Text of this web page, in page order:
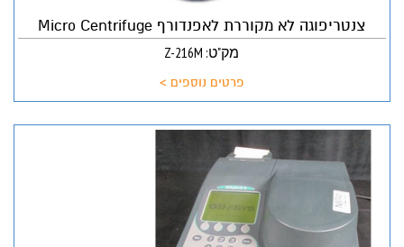
צנטריפוגה לא מקוררת לאפנדורף Micro Centrifuge
מק"ט: Z-216M
פרטים נוספים >